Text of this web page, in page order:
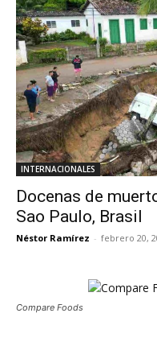
INTERNACIONALES
Docenas de
Sao Paulo, Brasil
Néstor Ramírez - febrero 20,
Compare Foods